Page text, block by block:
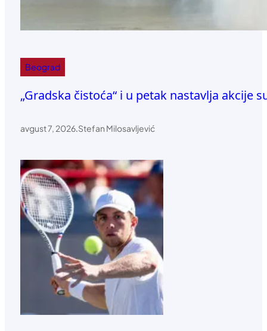
Beograd
„Gradska čistoća“ i u petak nastavlja akcije
avgust 7, 2026.Stefan Milosavljević